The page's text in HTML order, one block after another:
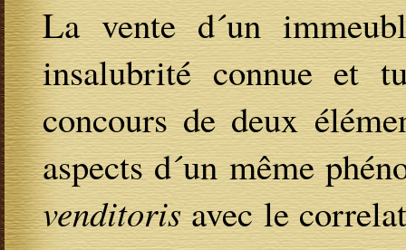
La vente d´un
insalubrité connue et
concours de deux
aspects d´un même
venditorisavec le